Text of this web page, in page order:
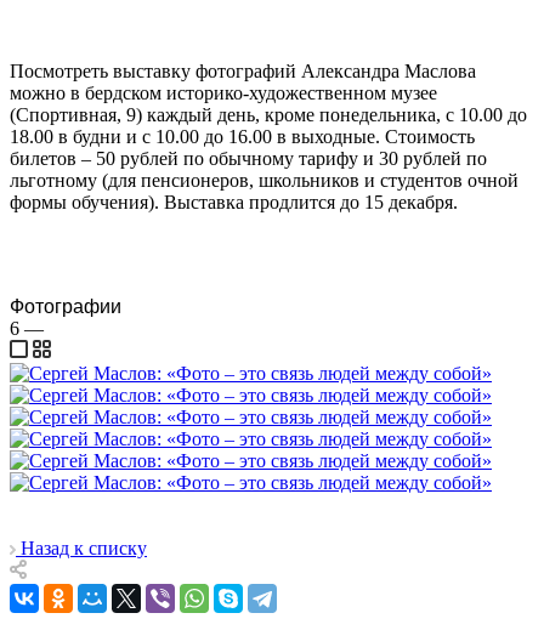
Посмотреть выставку фотографий Александра Маслова
можно в бердском историко-художественном музее
(Спортивная, 9) каждый день, кроме понедельника, с 10.00 до
18.00 в будни и с 10.00 до 16.00 в выходные. Стоимость
билетов – 50 рублей по обычному тарифу и 30 рублей по
льготному (для пенсионеров, школьников и студентов очной
формы обучения). Выставка продлится до 15 декабря.
Фотографии
6 —
Назад к списку